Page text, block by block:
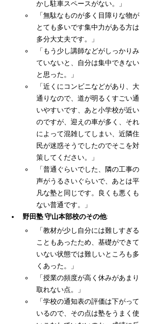
かし駐車スペースがない。」
「無駄なものが多く目障りな物が
とても多いです集中力がある方は
多分大丈夫です。」
「もう少し講師などがしっかりみ
ていないと、自分は集中できない
と思った。」
「近くにコンビニなどがあり、大
通りなので、道が明るくすごい通
いやすいです、あと小学校が近い
のですが、迎えの車が多く、それ
によって混雑してしまい、近隣住
民が迷惑そうでしたのでそこを対
策してください。」
「普通ぐらいでした、隣の工事の
声がうるさいぐらいで、あとは平
凡な塾と同じです。良くも悪くも
ない普通です。」
野田塾 守山本部校のその他:
「教材が少し自分には難しすぎる
こともあったため、基礎ができて
いない状態では難しいところも多
くあった。」
「授業の頻度が高く休みがあまり
取れない点。」
「学校の通知表の評価は下がって
いるので、その点は塾をうまく使